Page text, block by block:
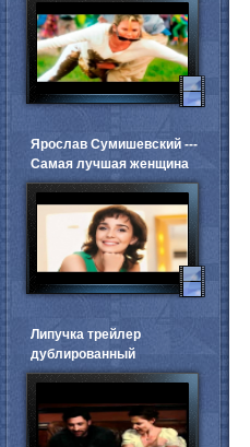
Ярослав Сумишевский ---
Самая лучшая женщина
Липучка трейлер
дублированный